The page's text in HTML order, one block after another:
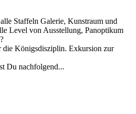
Staffeln Galerie, Kunstraum und
Level von Ausstellung, Panoptikum
die Königsdisziplin. Exkursion zur
Du nachfolgend...